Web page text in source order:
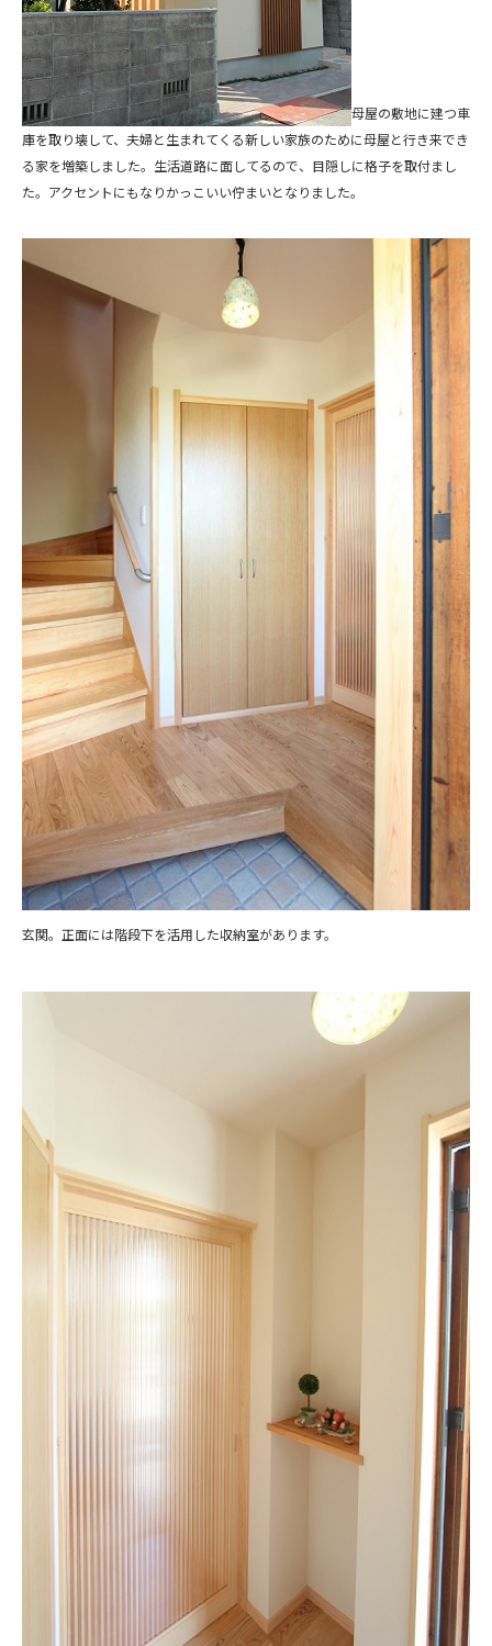
母屋の敷地に建つ車
庫を取り壊して、夫婦と生まれてくる新しい家族のために母屋と行き来でき
る家を増築しました。生活道路に面してるので、目隠しに格子を取付まし
た。アクセントにもなりかっこいい佇まいとなりました。
玄関。正面には階段下を活用した収納室があります。